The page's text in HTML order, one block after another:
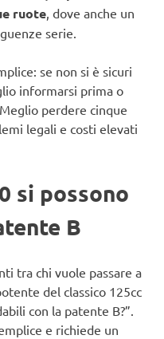
ruote, dove anche un
serie.
se non si è sicuri
informarsi prima o
perdere cinque
legali e costi elevati
si possono
B
tra chi vuole passare a
del classico 125cc
con la patente B?”.
e richiede un